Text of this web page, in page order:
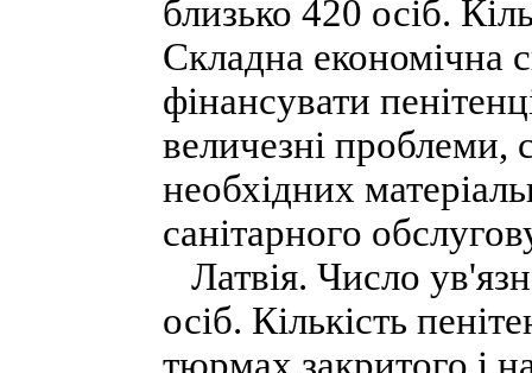
близько 420 осіб.
Складна економічна
фінансувати
величезні проблеми,
необхідних
санітарного
Латвія. Число
осіб. Кількість